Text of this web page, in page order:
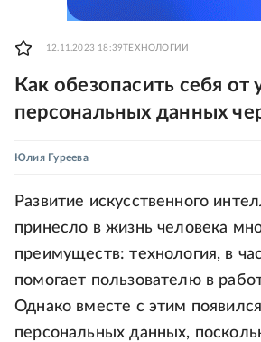
12.11.2023 18:39ТЕХНОЛОГИИ
Как обезопасить себя от
персональных данных
Юлия Гуреева
Развитие искусственного
принесло в жизнь человека
преимуществ: технология, в
помогает пользователю в
Однако вместе с этим
персональных данных,